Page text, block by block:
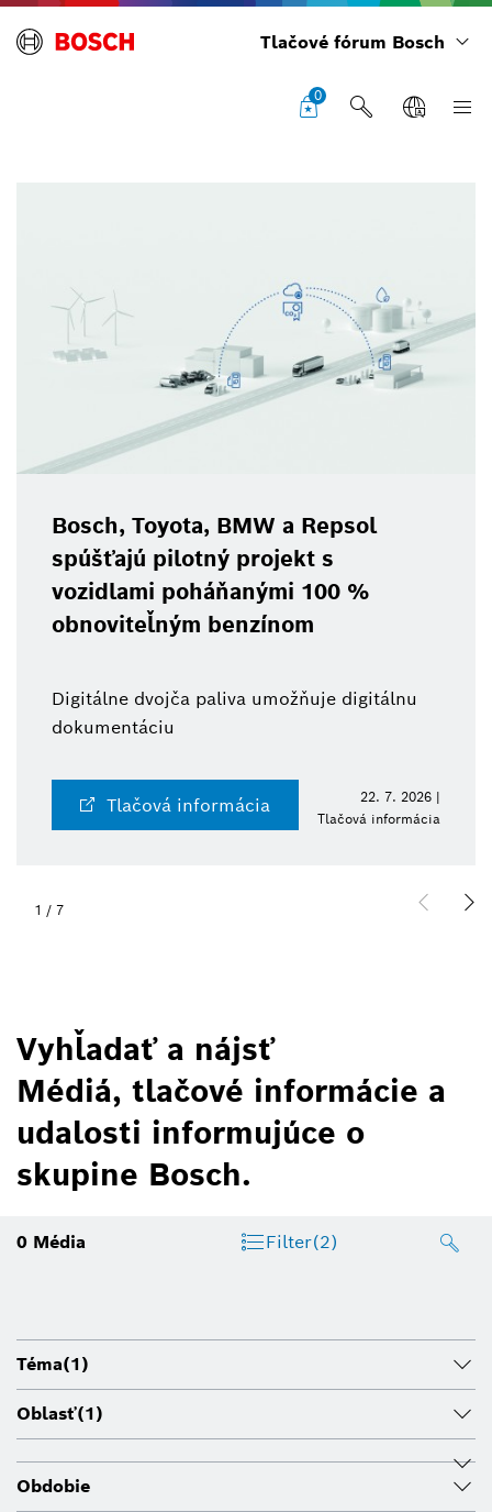
Tlačové fórum Bosch
0
Bosch, Toyota, BMW a Repsol
spúšťajú pilotný projekt s
vozidlami poháňanými 100 %
obnoviteľným benzínom
Digitálne dvojča paliva umožňuje digitálnu
dokumentáciu
Tlačová informácia
22. 7. 2026 |
Tlačová informácia
1 / 7
Vyhľadať a nájsť
Médiá, tlačové informácie a
udalosti informujúce o
skupine Bosch.
0 Média Filter(2)
Téma(1)
Oblasť(1)
Obdobie